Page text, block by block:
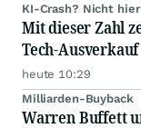
KI-Crash? Nicht hier
Mit dieser Zahl
Tech-Ausverkauf
heute 10:29
Milliarden-Buyback
Warren Buffett